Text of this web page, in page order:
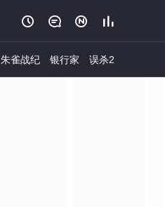
   
朱雀战纪 银行家 误杀2